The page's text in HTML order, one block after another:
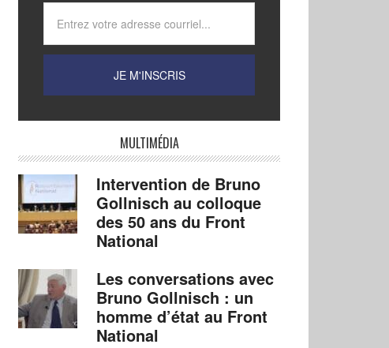
MULTIMÉDIA
Intervention de Bruno
Gollnisch au colloque
des 50 ans du Front
National
Les conversations avec
Bruno Gollnisch : un
homme d’état au Front
National